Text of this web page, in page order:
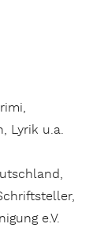
Lyrik u.a.
e.V.